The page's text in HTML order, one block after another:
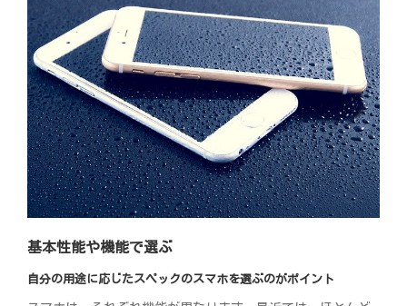
基本性能や機能で選ぶ
自分の用途に応じたスペックのスマホを選ぶのがポイント